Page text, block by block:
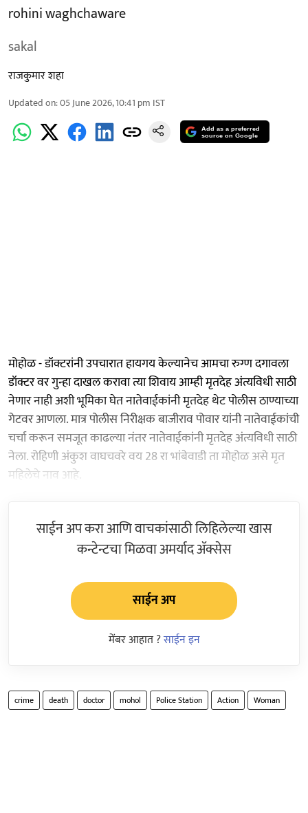
rohini waghchaware
sakal
राजकुमार शहा
Updated on:05 June 2026, 10:41 pm IST
Add as a preferred
source on Google
मोहोळ - डॉक्टरांनी उपचारात हायगय केल्यानेच आमचा रुग्ण दगावला
डॉक्टर वर गुन्हा दाखल करावा त्या शिवाय आम्ही मृतदेह अंत्यविधी साठी
नेणार नाही अशी भूमिका घेत नातेवाईकांनी मृतदेह थेट पोलीस ठाण्याच्या
गेटवर आणला. मात्र पोलीस निरीक्षक बाजीराव पोवार यांनी नातेवाईकांची
चर्चा करून समजूत काढल्या नंतर नातेवाईकांनी मृतदेह अंत्यविधी साठी
नेला. रोहिणी अंकुश वाघचवरे वय 28 रा भांबेवाडी ता मोहोळ असे मृत
महिलेचे नाव आहे.
साईन अप करा आणि वाचकांसाठी लिहिलेल्या खास
कन्टेन्टचा मिळवा अमर्याद ॲक्सेस
साईन अप
मेंबर आहात ?साईन इन
crime death doctor mohol Police Station Action Woman